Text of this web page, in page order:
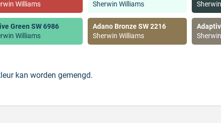
Williams
Sherwin Williams
Green SW 6986
Williams
Adano Bronze SW 2216
Sherwin Williams
kan worden gemengd.